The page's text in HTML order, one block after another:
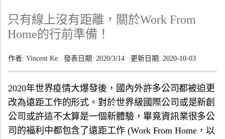
只有線上沒有距離，關於Work From
Home的行前準備！
作者: Vincent Ke 發表日期: 2020/3/14 更新日期: 2020-10-03
2020年世界疫情大爆發後，國內外許多公司都被迫更
改為遠距工作的形式。對於世界級國際公司或是新創
公司或許這不太算是一個新體驗，畢竟資訊業很多公
司的福利中都包含了遠距工作 (Work From Home，以